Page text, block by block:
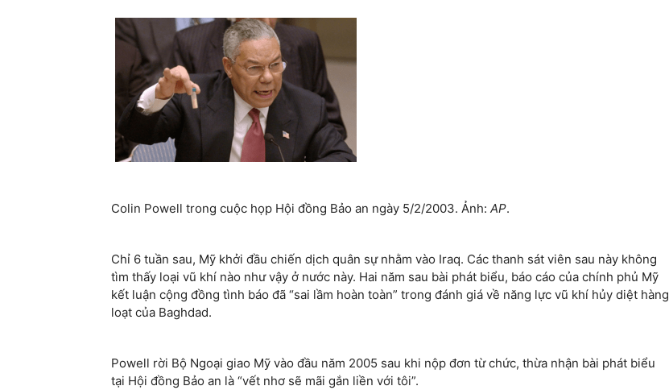
Colin Powell trong cuộc họp Hội đồng Bảo an ngày 5/2/2003. Ảnh: AP.
Chỉ 6 tuần sau, Mỹ khởi đầu chiến dịch quân sự nhằm vào Iraq. Các thanh sát viên sau này không
tìm thấy loại vũ khí nào như vậy ở nước này. Hai năm sau bài phát biểu, báo cáo của chính phủ Mỹ
kết luận cộng đồng tình báo đã “sai lầm hoàn toàn” trong đánh giá về năng lực vũ khí hủy diệt hàng
loạt của Baghdad.
Powell rời Bộ Ngoại giao Mỹ vào đầu năm 2005 sau khi nộp đơn từ chức, thừa nhận bài phát biểu
tại Hội đồng Bảo an là “vết nhơ sẽ mãi gắn liền với tôi”.